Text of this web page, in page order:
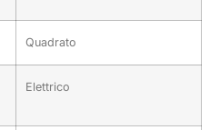
Quadrato
Elettrico